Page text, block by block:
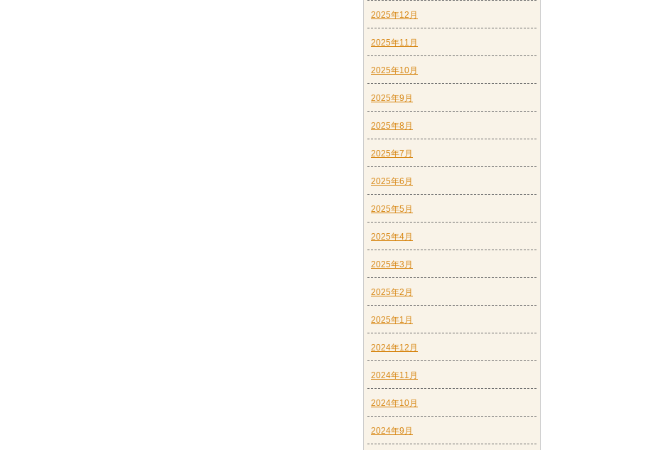
2025年12月
2025年11月
2025年10月
2025年9月
2025年8月
2025年7月
2025年6月
2025年5月
2025年4月
2025年3月
2025年2月
2025年1月
2024年12月
2024年11月
2024年10月
2024年9月